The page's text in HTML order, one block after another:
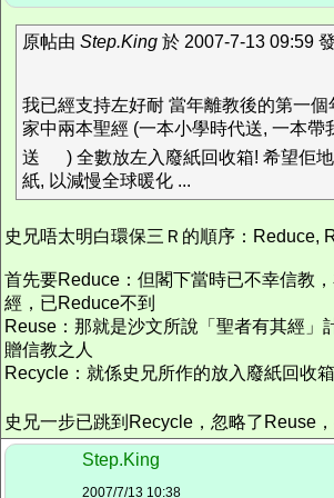
原帖由 Step.King 於 2007-7-13 09:59
我已經支持左好耐 當年離教後的第一個
家中兩本聖經 (一本小學時代送, 一本帶
送
) 全數放左入廢紙回收箱! 希望佢
紙, 以減慢全球暖化 ...
史兄唔太明白環保三Ｒ的順序：Reduce,
首先要Reduce：但閣下當時已不幸信教
經，已Reduce不到
Reuse：那就是沙文所說「聖者有其經」
贈信教之人
Recycle：就係史兄所作的放入廢紙回收箱
史兄一步已跳到Recycle，忽略了Reuse，
Step.King
2007/7/13 10:38